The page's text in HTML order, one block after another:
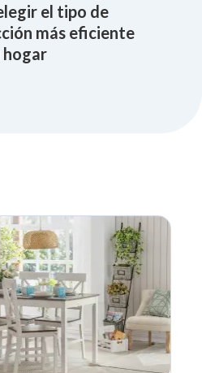
el tipo de
más eficiente
hogar